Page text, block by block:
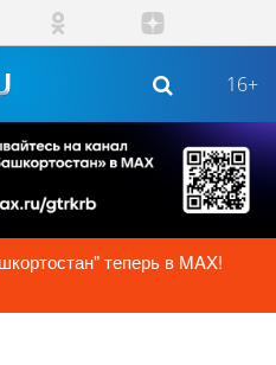
16+
Подпишитесь на наш